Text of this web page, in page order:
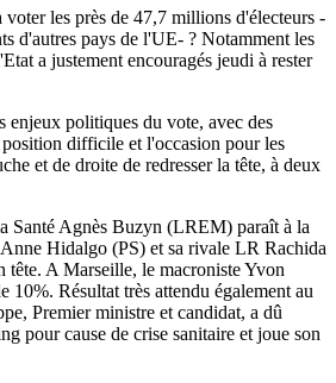
les près de 47,7 millions d'électeurs -
d'autres pays de l'UE- ? Notamment les
a justement encouragés jeudi à rester
enjeux politiques du vote, avec des
position difficile et l'occasion pour les
et de droite de redresser la tête, à deux
Santé Agnès Buzyn (LREM) paraît à la
Hidalgo (PS) et sa rivale LR Rachida
tête. A Marseille, le macroniste Yvon
10%. Résultat très attendu également au
Premier ministre et candidat, a dû
pour cause de crise sanitaire et joue son